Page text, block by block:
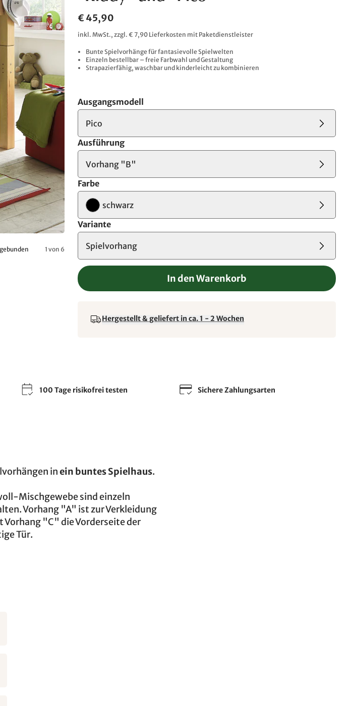
1 von 6
€ 45,90
inkl. MwSt., zzgl. € 7,90 Lieferkosten mit Paketdienstleister
Bunte Spielvorhänge für fantasievolle Spielwelten
Einzeln bestellbar – freie Farbwahl und Gestaltung
Strapazierfähig, waschbar und kinderleicht zu kombinieren
Ausgangsmodell
Pico
Ausführung
Vorhang "B"
Farbe
schwarz
Variante
Spielvorhang
In den Warenkorb
Hergestellt & geliefert in ca. 1 - 2 Wochen
100 Tage risikofrei testen Sichere Zahlungsarten
inein buntes Spielhaus.
Mischgewebe sind einzeln
Vorhang "A" ist zur Verkleidung
"C" die Vorderseite der
Tür.